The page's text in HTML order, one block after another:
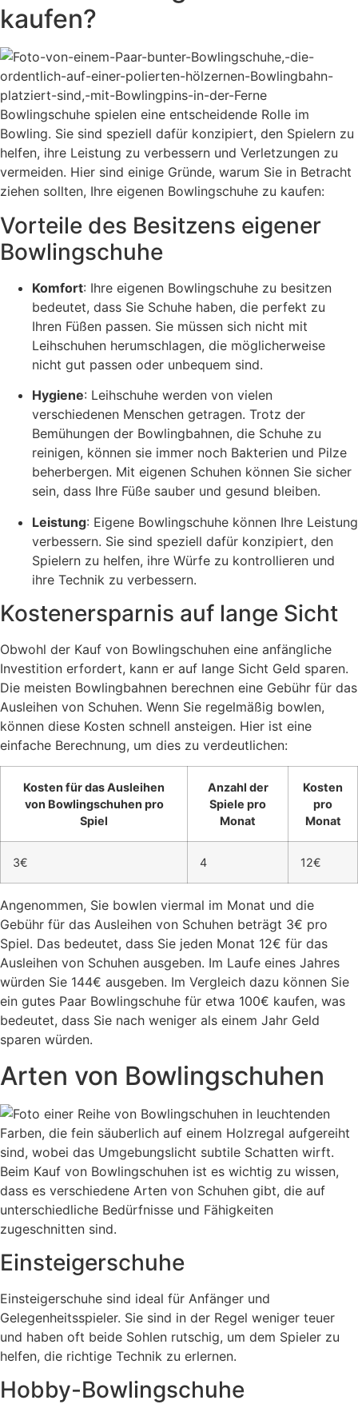
kaufen?
Bowlingschuhe spielen eine entscheidende Rolle im
Bowling. Sie sind speziell dafür konzipiert, den Spielern zu
helfen, ihre Leistung zu verbessern und Verletzungen zu
vermeiden. Hier sind einige Gründe, warum Sie in Betracht
ziehen sollten, Ihre eigenen Bowlingschuhe zu kaufen:
Vorteile des Besitzens eigener
Bowlingschuhe
Komfort: Ihre eigenen Bowlingschuhe zu besitzen
bedeutet, dass Sie Schuhe haben, die perfekt zu
Ihren Füßen passen. Sie müssen sich nicht mit
Leihschuhen herumschlagen, die möglicherweise
nicht gut passen oder unbequem sind.
Hygiene: Leihschuhe werden von vielen
verschiedenen Menschen getragen. Trotz der
Bemühungen der Bowlingbahnen, die Schuhe zu
reinigen, können sie immer noch Bakterien und Pilze
beherbergen. Mit eigenen Schuhen können Sie sicher
sein, dass Ihre Füße sauber und gesund bleiben.
Leistung: Eigene Bowlingschuhe können Ihre Leistung
verbessern. Sie sind speziell dafür konzipiert, den
Spielern zu helfen, ihre Würfe zu kontrollieren und
ihre Technik zu verbessern.
Kostenersparnis auf lange Sicht
Obwohl der Kauf von Bowlingschuhen eine anfängliche
Investition erfordert, kann er auf lange Sicht Geld sparen.
Die meisten Bowlingbahnen berechnen eine Gebühr für das
Ausleihen von Schuhen. Wenn Sie regelmäßig bowlen,
können diese Kosten schnell ansteigen. Hier ist eine
einfache Berechnung, um dies zu verdeutlichen:
Kosten für das Ausleihen
von Bowlingschuhen pro
Spiel
Anzahl der
Spiele pro
Monat
Kosten
pro
Monat
3€ 4 12€
Angenommen, Sie bowlen viermal im Monat und die
Gebühr für das Ausleihen von Schuhen beträgt 3€ pro
Spiel. Das bedeutet, dass Sie jeden Monat 12€ für das
Ausleihen von Schuhen ausgeben. Im Laufe eines Jahres
würden Sie 144€ ausgeben. Im Vergleich dazu können Sie
ein gutes Paar Bowlingschuhe für etwa 100€ kaufen, was
bedeutet, dass Sie nach weniger als einem Jahr Geld
sparen würden.
Arten von Bowlingschuhen
Beim Kauf von Bowlingschuhen ist es wichtig zu wissen,
dass es verschiedene Arten von Schuhen gibt, die auf
unterschiedliche Bedürfnisse und Fähigkeiten
zugeschnitten sind.
Einsteigerschuhe
Einsteigerschuhe sind ideal für Anfänger und
Gelegenheitsspieler. Sie sind in der Regel weniger teuer
und haben oft beide Sohlen rutschig, um dem Spieler zu
helfen, die richtige Technik zu erlernen.
Hobby-Bowlingschuhe